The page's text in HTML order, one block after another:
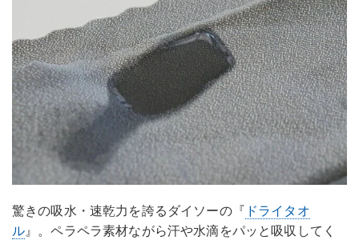
驚きの吸水・速乾力を誇るダイソーの『 ドライタオ
ル』。ペラペラ素材ながら汗や水滴をパッと吸収してく